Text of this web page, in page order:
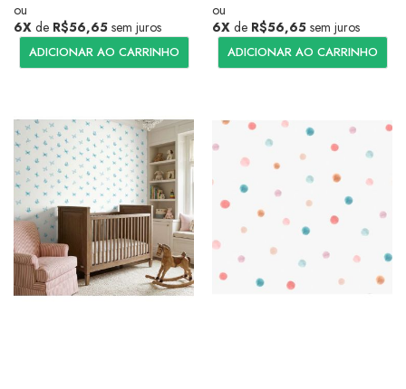
ou
6X de R$56,65 sem juros
ADICIONAR AO CARRINHO
ou
6X de R$56,65 sem juros
ADICIONAR AO CARRINHO